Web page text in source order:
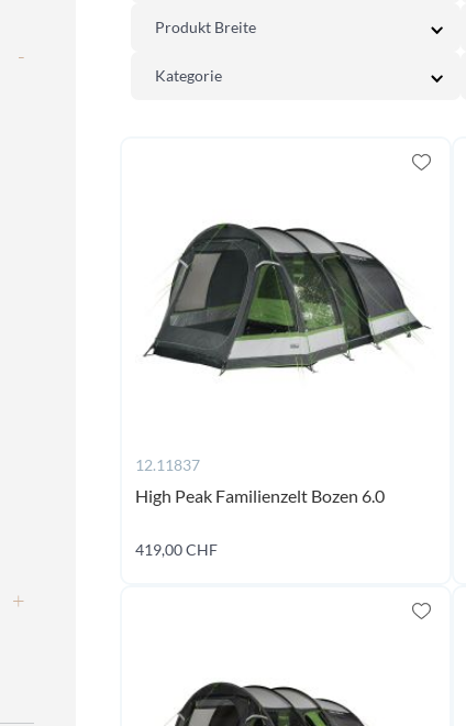
Produkt Breite
Kategorie
12.11837
High Peak Familienzelt Bozen 6.0
419,00 CHF